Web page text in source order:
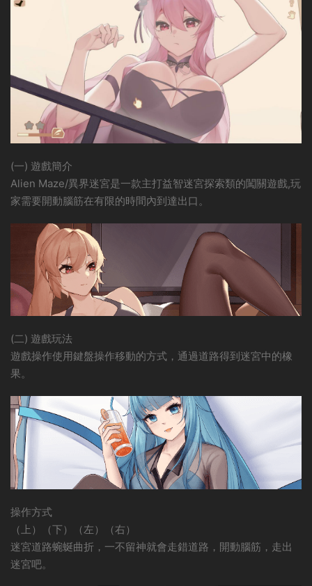
(一) 遊戲簡介
Alien Maze/異界迷宮是一款主打益智迷宮探索類的闖關遊戲,玩
家需要開動腦筋在有限的時間內到達出口。
(二) 遊戲玩法
遊戲操作使用鍵盤操作移動的方式，通過道路得到迷宮中的橡
果。
操作方式
（上）（下）（左）（右）
迷宮道路蜿蜒曲折，一不留神就會走錯道路，開動腦筋，走出
迷宮吧。